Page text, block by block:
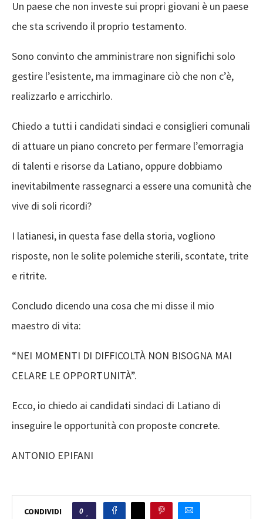
Un paese che non investe sui propri giovani è un paese
che sta scrivendo il proprio testamento.
Sono convinto che amministrare non significhi solo
gestire l’esistente, ma immaginare ciò che non c’è,
realizzarlo e arricchirlo.
Chiedo a tutti i candidati sindaci e consiglieri comunali
di attuare un piano concreto per fermare l’emorragia
di talenti e risorse da Latiano, oppure dobbiamo
inevitabilmente rassegnarci a essere una comunità che
vive di soli ricordi?
I latianesi, in questa fase della storia, vogliono
risposte, non le solite polemiche sterili, scontate, trite
e ritrite.
Concludo dicendo una cosa che mi disse il mio
maestro di vita:
“NEI MOMENTI DI DIFFICOLTÀ NON BISOGNA MAI
CELARE LE OPPORTUNITÀ”.
Ecco, io chiedo ai candidati sindaci di Latiano di
inseguire le opportunità con proposte concrete.
ANTONIO EPIFANI
CONDIVIDI 0